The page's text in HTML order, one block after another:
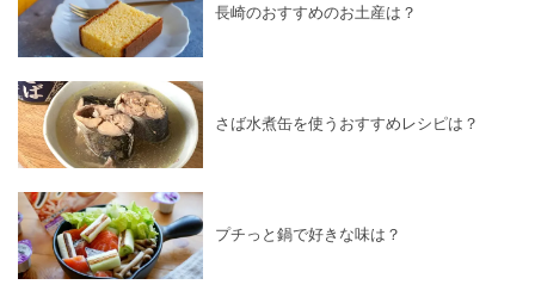
長崎のおすすめのお土産は？
さば水煮缶を使うおすすめレシピは？
プチっと鍋で好きな味は？